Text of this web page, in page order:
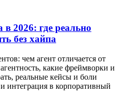
2026: где реально
без хайпа
чем агент отличается от
какие фреймворки и
реальные кейсы и боли
интеграция в корпоративный